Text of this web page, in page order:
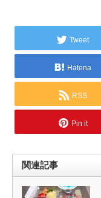
Tweet
Hatena
RSS
Pin it
関連記事